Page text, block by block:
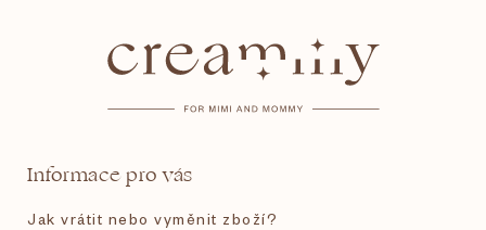
Informace pro vás
Jak vrátit nebo vyměnit zboží?